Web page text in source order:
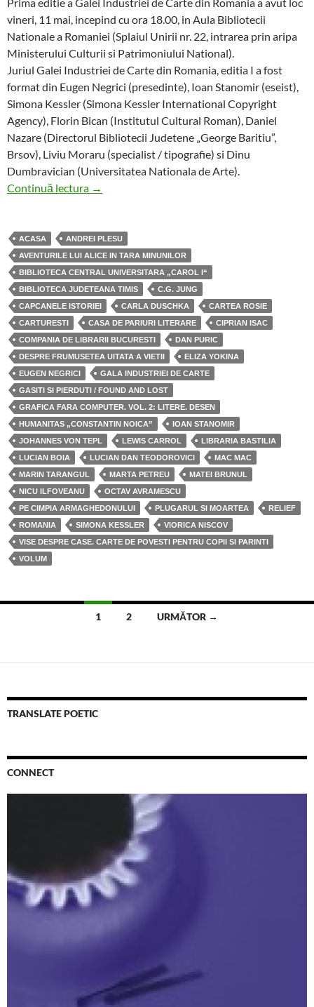
vineri, 11 mai, incepind cu ora 18.00, in Aula Bibliotecii
Nationale a Romaniei (Splaiul Unirii nr. 22, intrarea prin aripa
Ministerului Culturii si Patrimoniului National).
Juriul Galei Industriei de Carte din Romania, editia I a fost
format din Eugen Negrici (presedinte), Ioan Stanomir (eseist),
Simona Kessler (Simona Kessler International Copyright
Agency), Florin Bican (Institutul Cultural Roman), Daniel
Nazare (Directorul Bibliotecii Judetene „George Baritiu”,
Brsov), Liviu Moraru (specialist / tipografie) si Dinu
Dumbravician (Universitatea Nationala de Arte).
Continuă lectura Laureatii primei editii a Galei Industriei de
→
ACASA
ANDREI PLESU
AVENTURILE LUI ALICE IN TARA MINUNILOR
BIBLIOTECA CENTRAL UNIVERSITARA „CAROL I“
BIBLIOTECA JUDETEANA TIMIS
C.G. JUNG
CAPCANELE ISTORIEI
CARLA DUSCHKA
CARTEA ROSIE
CARTURESTI
CASA DE PARIURI LITERARE
CIPRIAN ISAC
COMPANIA DE LIBRARII BUCURESTI
DAN PURIC
DESPRE FRUMUSETEA UITATA A VIETII
ELIZA YOKINA
EUGEN NEGRICI
GALA INDUSTRIEI DE CARTE
GASITI SI PIERDUTI / FOUND AND LOST
GRAFICA FARA COMPUTER. VOL. 2: LITERE. DESEN
HUMANITAS „CONSTANTIN NOICA”
IOAN STANOMIR
JOHANNES VON TEPL
LEWIS CARROL
LIBRARIA BASTILIA
LUCIAN BOIA
LUCIAN DAN TEODOROVICI
MAC MAC
MARIN TARANGUL
MARTA PETREU
MATEI BRUNUL
NICU ILFOVEANU
OCTAV AVRAMESCU
PE CIMPIA ARMAGHEDONULUI
PLUGARUL SI MOARTEA
RELIEF
ROMANIA
SIMONA KESSLER
VIORICA NISCOV
VISE DESPRE CASE. CARTE DE POVESTI PENTRU COPII SI PARINTI
VOLUM
articole
1 2 URMĂTOR →
TRANSLATE POETIC
CONNECT